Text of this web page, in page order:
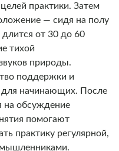
практики. Затем
— сидя на полу
от 30 до 60
тихой
природы.
поддержки и
начинающих. После
на обсуждение
помогают
практику регулярной,